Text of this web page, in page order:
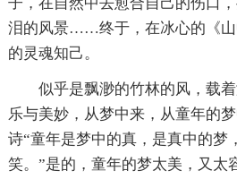
泪的风景……终于，在冰心的《山
的灵魂知己。
似乎是飘渺的竹林的风，载
乐与美妙，从梦中来，从童年的
诗“童年是梦中的真，是真中的梦
笑。”是的，童年的梦太美，又太